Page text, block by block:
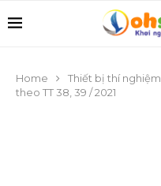
Home Thiết bị thí nghiệm
theo TT 38, 39 / 2021